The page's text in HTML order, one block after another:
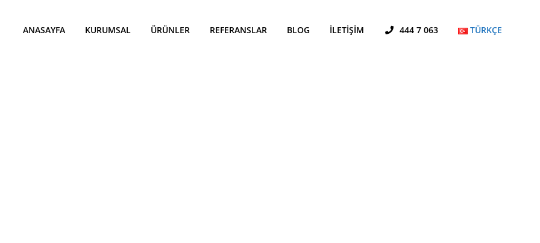
ANASAYFA KURUMSAL ÜRÜNLER REFERANSLAR BLOG İLETIŞIM 444 7 063 TÜRKÇE